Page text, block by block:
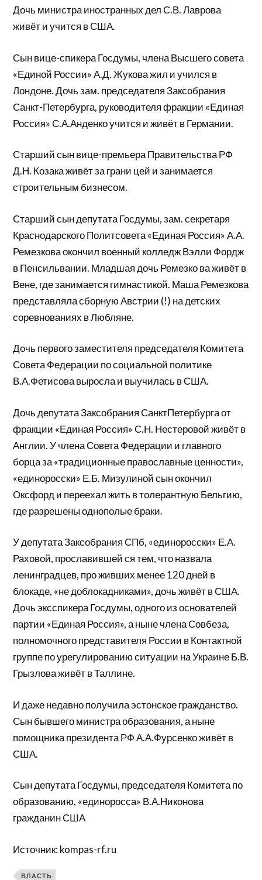
Дочь министра иностранных дел С.В. Лаврова
живёт и учится в США.
Сын вице-спикера Госдумы, члена Высшего совета
«Единой России» А.Д. Жукова жил и учился в
Лондоне. Дочь зам. председателя Заксобрания
Санкт-Петербурга, руководителя фракции «Единая
Россия» С.А.Анденко учится и живёт в Германии.
Старший сын вице-премьера Правительства РФ
Д.Н. Козака живёт за грани цей и занимается
строительным бизнесом.
Старший сын депутата Госдумы, зам. секретаря
Краснодарского Политсовета «Единая Россия» А.А.
Ремезкова окончил военный колледж Вэлли Фордж
в Пенсильвании. Младшая дочь Ремезко ва живёт в
Вене, где занимается гимнастикой. Маша Ремезкова
представляла сборную Австрии (!) на детских
соревнованиях в Любляне.
Дочь первого заместителя председателя Комитета
Совета Федерации по социальной политике
В.А.Фетисова выросла и выучилась в США.
Дочь депутата Заксобрания СанктПетербурга от
фракции «Единая Россия» С.Н. Нестеровой живёт в
Англии. У члена Совета Федерации и главного
борца за «традиционные православные ценности»,
«единоросски» Е.Б. Мизулиной сын окончил
Оксфорд и переехал жить в толерантную Бельгию,
где разрешены однополые браки.
У депутата Заксобрания СПб, «единоросски» Е.А.
Раховой, прославившей ся тем, что назвала
ленинградцев, про живших менее 120 дней в
блокаде, «не доблокадниками», дочь живёт в США.
Дочь эксспикера Госдумы, одного из основателей
партии «Единая Россия», а ныне члена Совбеза,
полномочного представителя России в Контактной
группе по урегулированию ситуации на Украине Б.В.
Грызлова живёт в Таллине.
И даже недавно получила эстонское гражданство.
Сын бывшего министра образования, а ныне
помощника президента РФ А.А.Фурсенко живёт в
США.
Сын депутата Госдумы, председателя Комитета по
образованию, «единоросса» В.А.Никонова
гражданин США
Источник: kompas-rf.ru
ВЛАСТЬ